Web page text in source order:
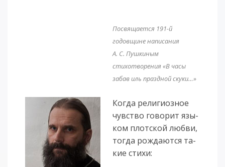
Посвящается 191-й
годовщине написания
А. С. Пушкиным
стихотворения «В часы
забав иль праздной скуки…»
Ко­гда ре­ли­ги­оз­ное
чувст­во го­во­рит язы­
ком плотс­кой люб­ви,
то­гда рож­да­ют­ся та­
кие сти­хи: